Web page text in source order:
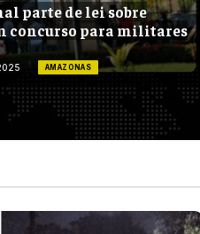
parte de lei sobre
concurso para militares
AMAZONAS